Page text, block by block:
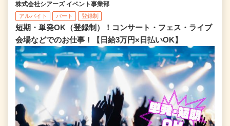
株式会社シアーズ イベント事業部
アルバイト パート 登録制
短期・単発OK（登録制）！コンサート・フェス・ライブ
会場などでのお仕事！【日給3万円×日払いOK】